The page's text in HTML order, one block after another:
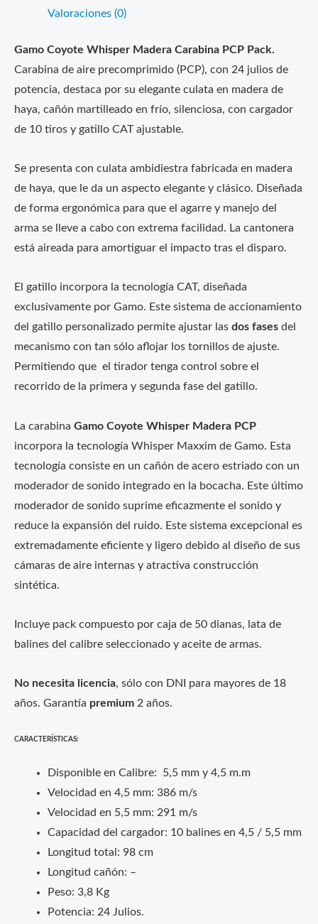
Valoraciones (0)
Gamo Coyote Whisper Madera Carabina PCP Pack.
Carabina de aire precomprimido (PCP), con 24 julios de
potencia, destaca por su elegante culata en madera de
haya, cañón martilleado en frío, silenciosa, con cargador
de 10 tiros y gatillo CAT ajustable.
Se presenta con culata ambidiestra fabricada en madera
de haya, que le da un aspecto elegante y clásico. Diseñada
de forma ergonómica para que el agarre y manejo del
arma se lleve a cabo con extrema facilidad. La cantonera
está aireada para amortiguar el impacto tras el disparo.
El gatillo incorpora la tecnología CAT, diseñada
exclusivamente por Gamo. Este sistema de accionamiento
del gatillo personalizado permite ajustar las dos fases del
mecanismo con tan sólo aflojar los tornillos de ajuste.
Permitiendo que el tirador tenga control sobre el
recorrido de la primera y segunda fase del gatillo.
La carabina Gamo Coyote Whisper Madera PCP
incorpora la tecnología Whisper Maxxim de Gamo. Esta
tecnología consiste en un cañón de acero estriado con un
moderador de sonido integrado en la bocacha. Este último
moderador de sonido suprime eficazmente el sonido y
reduce la expansión del ruido. Este sistema excepcional es
extremadamente eficiente y ligero debido al diseño de sus
cámaras de aire internas y atractiva construcción
sintética.
Incluye pack compuesto por caja de 50 dianas, lata de
balines del calibre seleccionado y aceite de armas.
No necesita licencia, sólo con DNI para mayores de 18
años. Garantía premium 2 años.
CARACTERÍSTICAS:
Disponible en Calibre: 5,5 mm y 4,5 m.m
Velocidad en 4,5 mm: 386 m/s
Velocidad en 5,5 mm: 291 m/s
Capacidad del cargador: 10 balines en 4,5 / 5,5 mm
Longitud total: 98 cm
Longitud cañón: –
Peso: 3,8 Kg
Potencia: 24 Julios.